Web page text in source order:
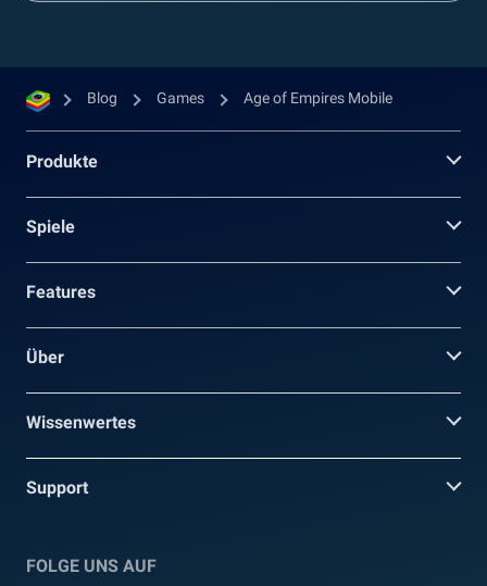
Blog Games Age of Empires Mobile
Produkte
Spiele
Features
Über
Wissenwertes
Support
FOLGE UNS AUF